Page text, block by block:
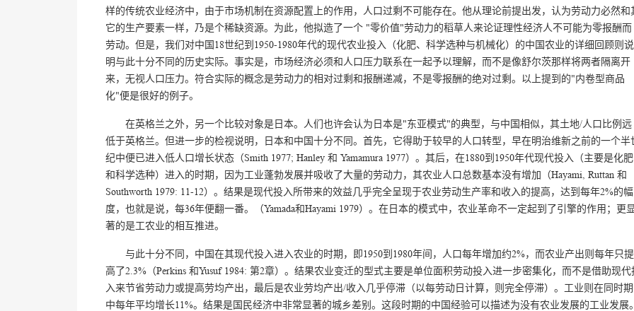
样的传统农业经济中，由于市场机制在资源配置上的作用，人口过剩不可能存在。他从理论前提出发，认为劳动力必然和
它的生产要素一样，乃是个稀缺资源。为此，他拟造了一个 "零价值"劳动力的稻草人来论证理性经济人不可能为零报酬而
劳动。但是，我们对中国18世纪到1950-1980年代的现代农业投入（化肥、科学选种与机械化）的中国农业的详细回顾则说
明与此十分不同的历史实际。事实是，市场经济必须和人口压力联系在一起予以理解，而不是像舒尔茨那样将两者隔离开
来，无视人口压力。符合实际的概念是劳动力的相对过剩和报酬递减，不是零报酬的绝对过剩。以上提到的"内卷型商品
化"便是很好的例子。
在英格兰之外，另一个比较对象是日本。人们也许会认为日本是"东亚模式"的典型，与中国相似，其土地/人口比例远
低于英格兰。但进一步的检视说明，日本和中国十分不同。首先，它得助于较早的人口转型，早在明治维新之前的一个半
纪中便已进入低人口增长状态（Smith 1977; Hanley 和 Yamamura 1977）。其后，在1880到1950年代现代投入（主要是化肥
和科学选种）进入的时期，因为工业蓬勃发展并吸收了大量的劳动力，其农业人口总数基本没有增加（Hayami, Ruttan 和
Southworth 1979: 11-12）。结果是现代投入所带来的效益几乎完全呈现于农业劳动生产率和收入的提高，达到每年2%的幅
度，也就是说，每36年便翻一番。（Yamada和Hayami 1979）。在日本的模式中，农业革命不一定起到了引擎的作用；更
著的是工农业的相互推进。
与此十分不同，中国在其现代投入进入农业的时期，即1950到1980年间，人口每年增加约2%，而农业产出则每年只提
高了2.3%（Perkins 和Yusuf 1984: 第2章）。结果农业变迁的型式主要是单位面积劳动投入进一步密集化，而不是借助现代
入来节省劳动力或提高劳均产出，最后是农业劳均产出/收入几乎停滞（以每劳动日计算，则完全停滞）。工业则在同时期
中每年平均增长11%。结果是国民经济中非常显著的城乡差别。这段时期的中国经验可以描述为没有农业发展的工业发展。